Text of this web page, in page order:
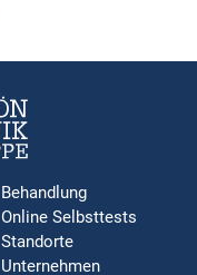
Behandlung
Online Selbsttests
Standorte
Unternehmen